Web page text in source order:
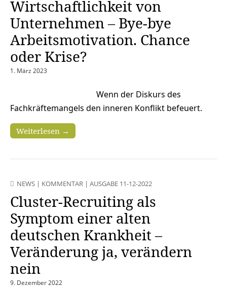
Wirtschaftlichkeit von
Unternehmen – Bye-bye
Arbeitsmotivation. Chance
oder Krise?
1. März 2023
Wenn der Diskurs des
Fachkräftemangels den inneren Konflikt befeuert.
Weiterlesen →
NEWS | KOMMENTAR | AUSGABE 11-12-2022
Cluster-Recruiting als
Symptom einer alten
deutschen Krankheit –
Veränderung ja, verändern
nein
9. Dezember 2022